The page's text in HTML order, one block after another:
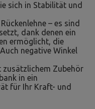
sich in Stabilität und
– es sind
dank denen ein
ermöglicht, die
negative Winkel
Zubehör
in ein
für Ihr Kraft- und